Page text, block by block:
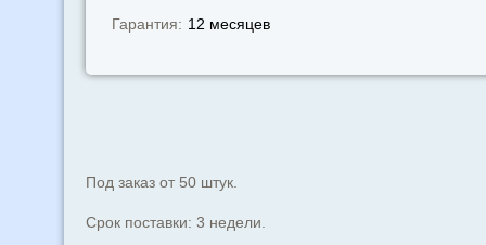
Гарантия: 12 месяцев
Под заказ от 50 штук.
Срок поставки: 3 недели.